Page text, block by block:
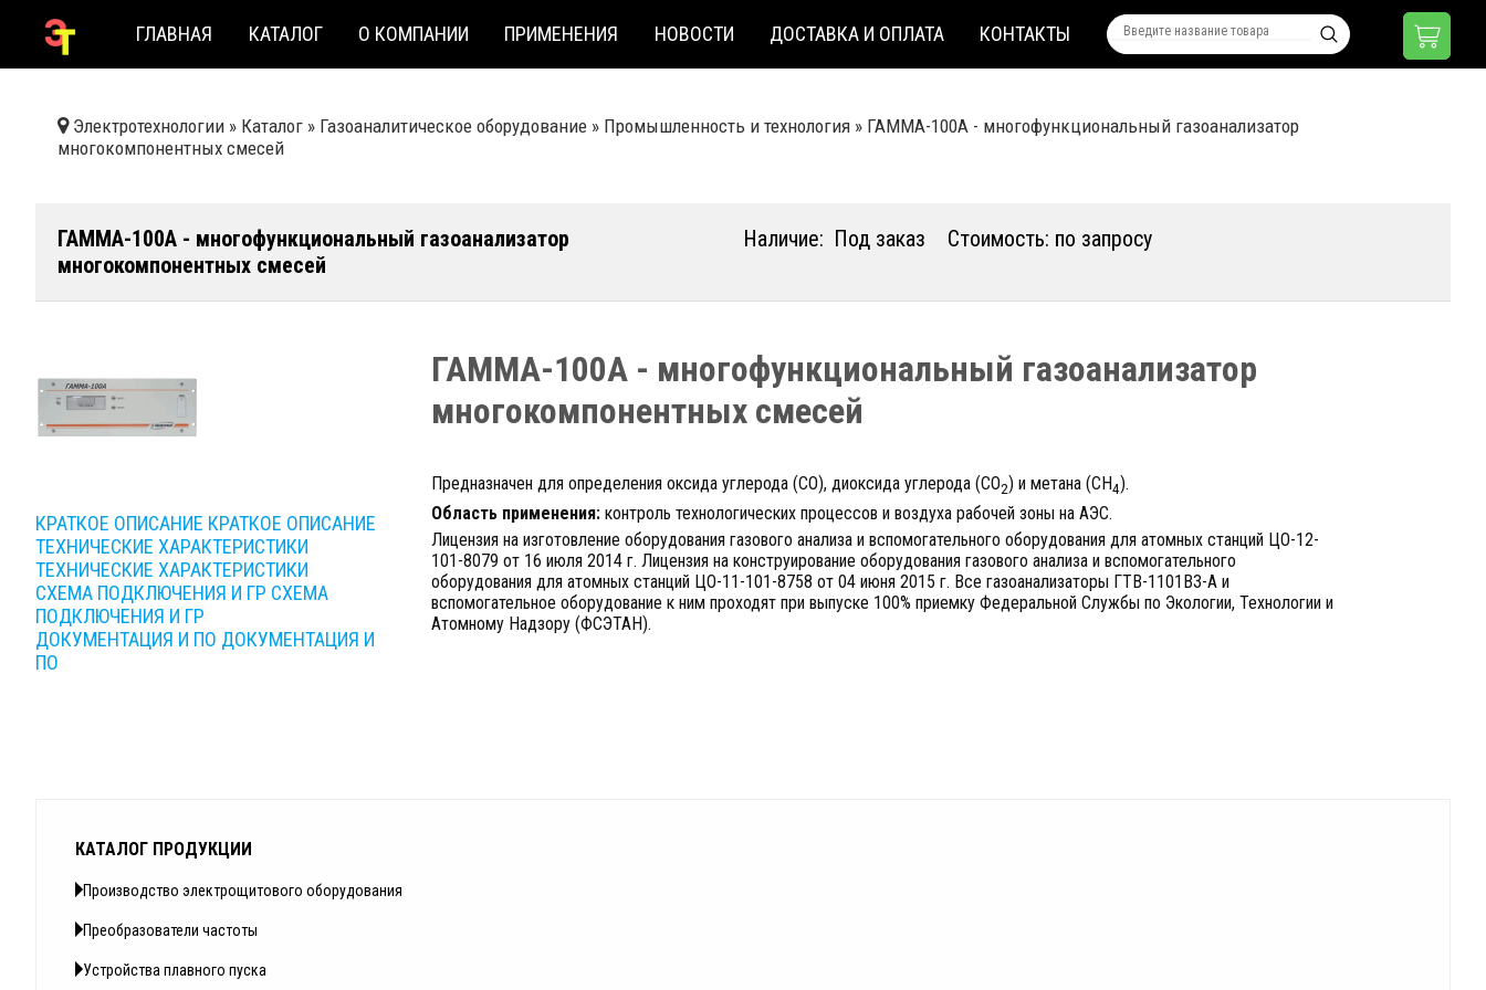
ГЛАВНАЯ КАТАЛОГ О КОМПАНИИ ПРИМЕНЕНИЯ НОВОСТИ ДОСТАВКА И ОПЛАТА КОНТАКТЫ
Электротехнологии » Каталог » Газоаналитическое оборудование » Промышленность и технология » ГАММА-100А - многофункциональный газоанализатор
многокомпонентных смесей
ГАММА-100А - многофункциональный газоанализатор
многокомпонентных смесей
Наличие: Под заказ Стоимость: по запросу
КРАТКОЕ ОПИСАНИЕ КРАТКОЕ ОПИСАНИЕ
ТЕХНИЧЕСКИЕ ХАРАКТЕРИСТИКИ
ТЕХНИЧЕСКИЕ ХАРАКТЕРИСТИКИ
СХЕМА ПОДКЛЮЧЕНИЯ И ГР СХЕМА
ПОДКЛЮЧЕНИЯ И ГР
ДОКУМЕНТАЦИЯ И ПО ДОКУМЕНТАЦИЯ И
ПО
ГАММА-100А - многофункциональный газоанализатор
многокомпонентных смесей
Предназначен для определения оксида углерода (СО), диоксида углерода (СО2) и метана (CH4).
Область применения: контроль технологических процессов и воздуха рабочей зоны на АЭС.
Лицензия на изготовление оборудования газового анализа и вспомогательного оборудования для атомных станций ЦО-12-
101-8079 от 16 июля 2014 г. Лицензия на конструирование оборудования газового анализа и вспомогательного
оборудования для атомных станций ЦО-11-101-8758 от 04 июня 2015 г. Все газоанализаторы ГТВ-1101ВЗ-А и
вспомогательное оборудование к ним проходят при выпуске 100% приемку Федеральной Службы по Экологии, Технологии и
Атомному Надзору (ФСЭТАН).
КАТАЛОГ ПРОДУКЦИИ
Производство электрощитового оборудования
Преобразователи частоты
Устройства плавного пуска